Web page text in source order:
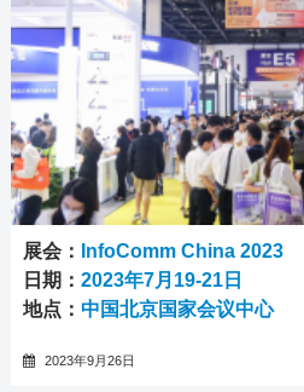
展会：
InfoComm China 2023
日期：2023年7月19-21日
地点：中国北京国家会议中心
2023年9月26日